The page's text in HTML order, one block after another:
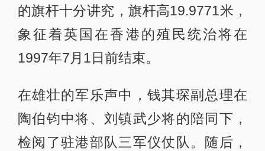
的旗杆十分讲究，旗杆高19.9771米，
象征着英国在香港的殖民统治将在
1997年7月1日前结束。
在雄壮的军乐声中，钱其琛副总理在
陶伯钧中将、刘镇武少将的陪同下，
检阅了驻港部队三军仪仗队。随后，